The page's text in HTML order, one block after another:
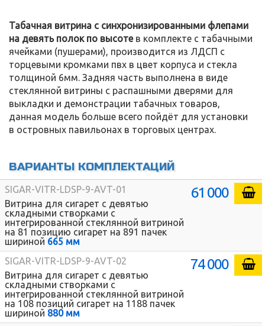
Табачная витрина с синхронизированными флепами
на девять полок по высотев комплекте с табачными
ячейками (пушерами), производится из ЛДСП с
торцевыми кромками пвх в цвет корпуса и стекла
толщиной 6мм. Задняя часть выполнена в виде
стеклянной витрины с распашными дверями для
выкладки и демонстрации табачных товаров,
данная модель больше всего пойдёт для установки
в островных павильонах в торговых центрах.
ВАРИАНТЫ КОМПЛЕКТАЦИЙ
SIGAR-VITR-LDSP-9-AVT-01
Витрина для сигарет с девятью
складными створками с
интегрированной стеклянной витриной
на 81 позицию сигарет на 891 пачек
шириной 665 мм
61 000
SIGAR-VITR-LDSP-9-AVT-02
Витрина для сигарет с девятью
складными створками с
интегрированной стеклянной витриной
на 108 позиций сигарет на 1188 пачек
шириной 880 мм
74 000